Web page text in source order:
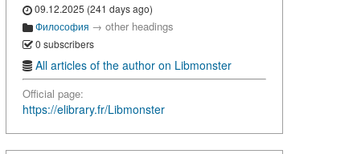
09.12.2025 (241 days ago)
Философия → other headings
0 subscribers
All articles of the author on Libmonster
Official page:
https://elibrary.fr/Libmonster